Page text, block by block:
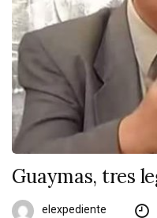
Guaymas, tres
elexpediente